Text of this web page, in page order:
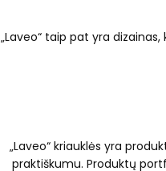
„Laveo“ taip pat yra
„Laveo“ kriauklės yra
praktiškumu. Produktų